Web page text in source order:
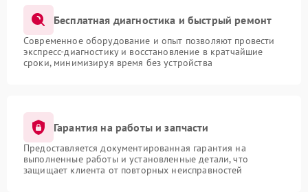
Бесплатная диагностика и быстрый ремонт
Современное оборудование и опыт позволяют провести
экспресс-диагностику и восстановление в кратчайшие
сроки, минимизируя время без устройства
Гарантия на работы и запчасти
Предоставляется документированная гарантия на
выполненные работы и установленные детали, что
защищает клиента от повторных неисправностей